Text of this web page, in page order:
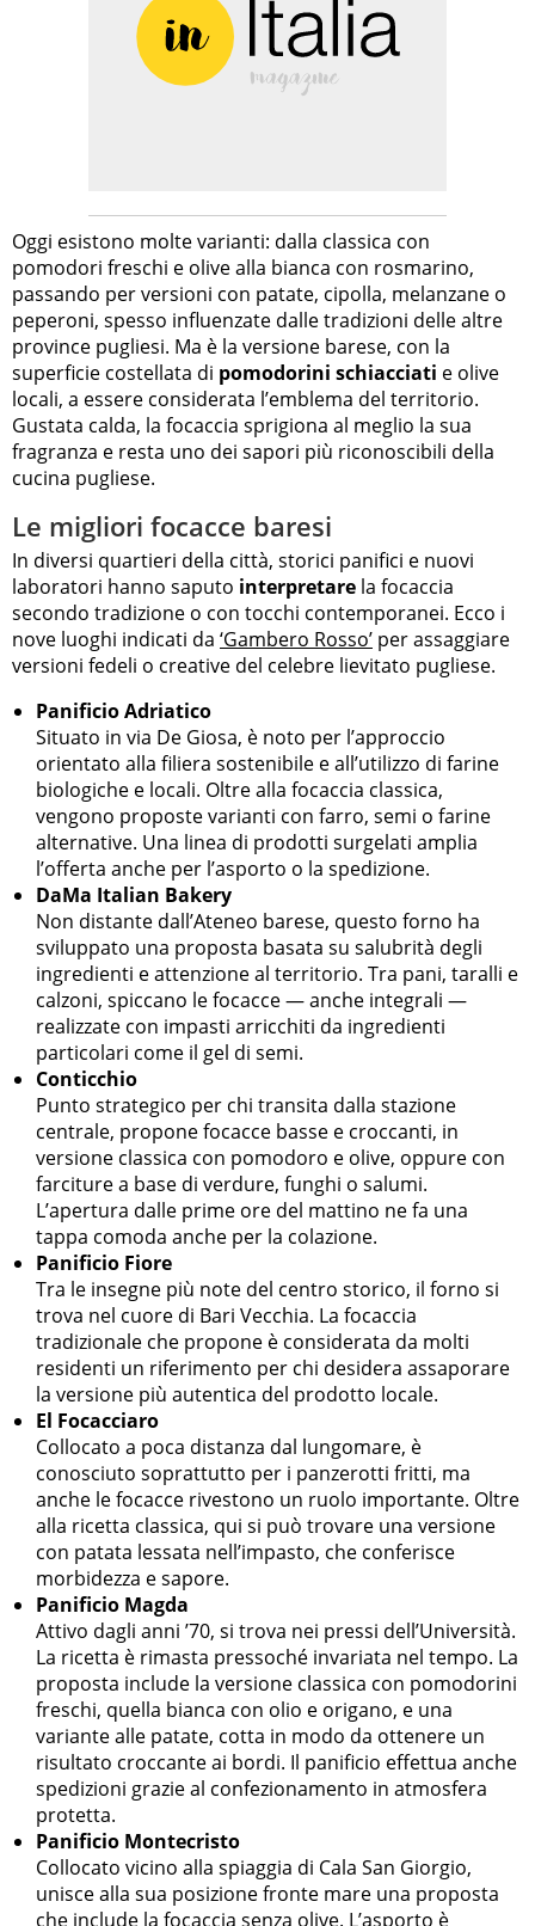
Oggi esistono molte varianti: dalla classica con
pomodori freschi e olive alla bianca con rosmarino,
passando per versioni con patate, cipolla, melanzane o
peperoni, spesso influenzate dalle tradizioni delle altre
province pugliesi. Ma è la versione barese, con la
superficie costellata di pomodorini schiacciati e olive
locali, a essere considerata l’emblema del territorio.
Gustata calda, la focaccia sprigiona al meglio la sua
fragranza e resta uno dei sapori più riconoscibili della
cucina pugliese.
Le migliori focacce baresi
In diversi quartieri della città, storici panifici e nuovi
laboratori hanno saputo interpretare la focaccia
secondo tradizione o con tocchi contemporanei. Ecco i
nove luoghi indicati da ‘Gambero Rosso’ per assaggiare
versioni fedeli o creative del celebre lievitato pugliese.
Panificio Adriatico
Situato in via De Giosa, è noto per l’approccio
orientato alla filiera sostenibile e all’utilizzo di farine
biologiche e locali. Oltre alla focaccia classica,
vengono proposte varianti con farro, semi o farine
alternative. Una linea di prodotti surgelati amplia
l’offerta anche per l’asporto o la spedizione.
DaMa Italian Bakery
Non distante dall’Ateneo barese, questo forno ha
sviluppato una proposta basata su salubrità degli
ingredienti e attenzione al territorio. Tra pani, taralli e
calzoni, spiccano le focacce — anche integrali —
realizzate con impasti arricchiti da ingredienti
particolari come il gel di semi.
Conticchio
Punto strategico per chi transita dalla stazione
centrale, propone focacce basse e croccanti, in
versione classica con pomodoro e olive, oppure con
farciture a base di verdure, funghi o salumi.
L’apertura dalle prime ore del mattino ne fa una
tappa comoda anche per la colazione.
Panificio Fiore
Tra le insegne più note del centro storico, il forno si
trova nel cuore di Bari Vecchia. La focaccia
tradizionale che propone è considerata da molti
residenti un riferimento per chi desidera assaporare
la versione più autentica del prodotto locale.
El Focacciaro
Collocato a poca distanza dal lungomare, è
conosciuto soprattutto per i panzerotti fritti, ma
anche le focacce rivestono un ruolo importante. Oltre
alla ricetta classica, qui si può trovare una versione
con patata lessata nell’impasto, che conferisce
morbidezza e sapore.
Panificio Magda
Attivo dagli anni ’70, si trova nei pressi dell’Università.
La ricetta è rimasta pressoché invariata nel tempo. La
proposta include la versione classica con pomodorini
freschi, quella bianca con olio e origano, e una
variante alle patate, cotta in modo da ottenere un
risultato croccante ai bordi. Il panificio effettua anche
spedizioni grazie al confezionamento in atmosfera
protetta.
Panificio Montecristo
Collocato vicino alla spiaggia di Cala San Giorgio,
unisce alla sua posizione fronte mare una proposta
che include la focaccia senza olive. L’asporto è